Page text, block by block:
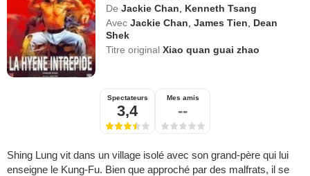
De Jackie Chan
Kenneth Tsang
Avec Jackie Chan ,James Tien
Dean
Shek
Titre originalXiao quan guai zhao
Spectateurs
3,4
Mes amis
--
Shing Lung vit dans un village isolé avec son grand-père qui lui
enseigne le Kung-Fu. Bien que approché par des malfrats, il se